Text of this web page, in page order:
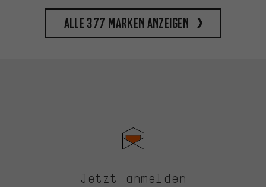
Alle 377 Marken anzeigen
Jetzt anmelden